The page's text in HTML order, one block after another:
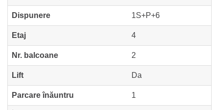
Dispunere 1S+P+6
Etaj 4
Nr. balcoane 2
Lift Da
Parcare înăuntru 1